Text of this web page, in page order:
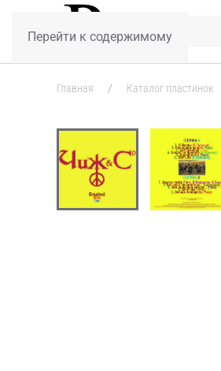
Перейти к содержимому
Главная Каталог пластинок